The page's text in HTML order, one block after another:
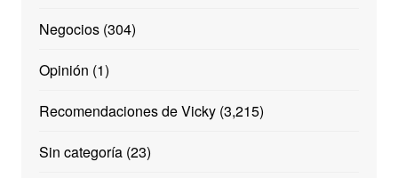
Negocios(304)
Opinión (1)
Recomendaciones de Vicky(3,215)
Sin categoría(23)